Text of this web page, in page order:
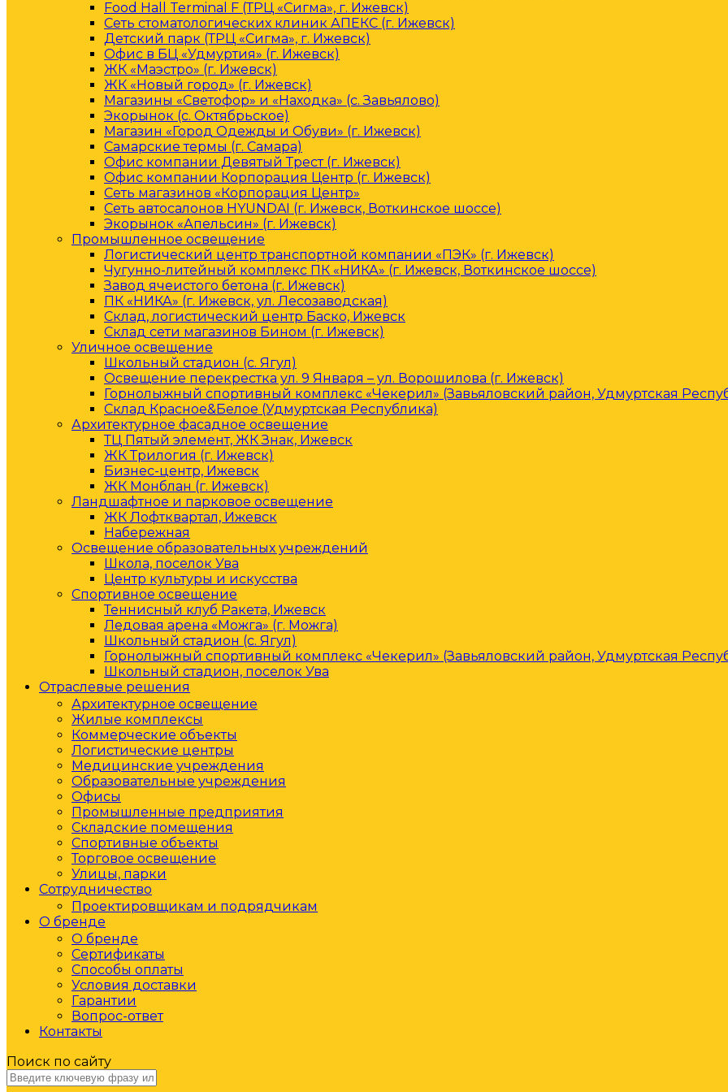
Food Hall Terminal F (ТРЦ «Сигма», г. Ижевск)
Сеть стоматологических клиник АПЕКС (г. Ижевск)
Детский парк (ТРЦ «Сигма», г. Ижевск)
Офис в БЦ «Удмуртия» (г. Ижевск)
ЖК «Маэстро» (г. Ижевск)
ЖК «Новый город» (г. Ижевск)
Магазины «Светофор» и «Находка» (с. Завьялово)
Экорынок (с. Октябрьское)
Магазин «Город Одежды и Обуви» (г. Ижевск)
Самарские термы (г. Самара)
Офис компании Девятый Трест (г. Ижевск)
Офис компании Корпорация Центр (г. Ижевск)
Сеть магазинов «Корпорация Центр»
Сеть автосалонов HYUNDAI (г. Ижевск, Воткинское шоссе)
Экорынок «Апельсин» (г. Ижевск)
Промышленное освещение
Логистический центр транспортной компании «ПЭК» (г. Ижевск)
Чугунно-литейный комплекс ПК «НИКА» (г. Ижевск, Воткинское шоссе)
Завод ячеистого бетона (г. Ижевск)
ПК «НИКА» (г. Ижевск, ул. Лесозаводская)
Склад, логистический центр Баско, Ижевск
Склад сети магазинов Бином (г. Ижевск)
Уличное освещение
Школьный стадион (с. Ягул)
Освещение перекрестка ул. 9 Января – ул. Ворошилова (г. Ижевск)
Горнолыжный спортивный комплекс «Чекерил» (Завьяловский район, Удмуртская
Склад Красное&Белое (Удмуртская Республика)
Архитектурное фасадное освещение
ТЦ Пятый элемент, ЖК Знак, Ижевск
ЖК Трилогия (г. Ижевск)
Бизнес-центр, Ижевск
ЖК Монблан (г. Ижевск)
Ландшафтное и парковое освещение
ЖК Лофтквартал, Ижевск
Набережная
Освещение образовательных учреждений
Школа, поселок Ува
Центр культуры и искусства
Спортивное освещение
Теннисный клуб Ракета, Ижевск
Ледовая арена «Можга» (г. Можга)
Школьный стадион (с. Ягул)
Горнолыжный спортивный комплекс «Чекерил» (Завьяловский район, Удмуртская
Школьный стадион, поселок Ува
Отраслевые решения
Архитектурное освещение
Жилые комплексы
Коммерческие объекты
Логистические центры
Медицинские учреждения
Образовательные учреждения
Офисы
Промышленные предприятия
Складские помещения
Спортивные объекты
Торговое освещение
Улицы, парки
Сотрудничество
Проектировщикам и подрядчикам
О бренде
О бренде
Сертификаты
Способы оплаты
Условия доставки
Гарантии
Вопрос-ответ
Контакты
Поиск по сайту